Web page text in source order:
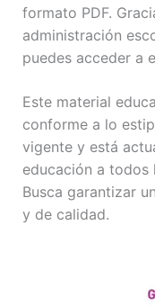
formato PDF.
administración
puedes acceder a
Este material
conforme a lo
vigente y está
educación a todos
Busca garantizar
y de calidad.